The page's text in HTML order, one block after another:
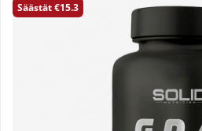
Säästät€15.3